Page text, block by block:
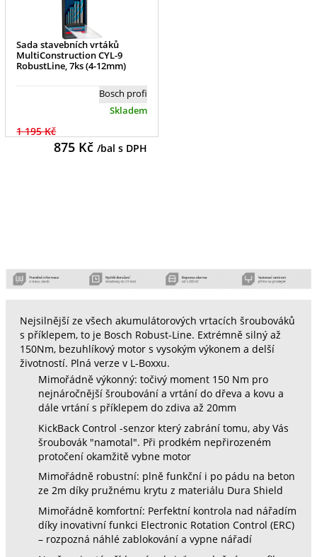
Sada stavebních vrtáků
MultiConstruction CYL-9
RobustLine, 7ks (4-12mm)
Bosch profi
Skladem
1 195 Kč
875Kč /bal s DPH
Nejsilnější ze všech akumulátorových vrtacích šroubováků
s příklepem, to je Bosch Robust-Line. Extrémně silný až
150Nm, bezuhlíkový motor s vysokým výkonem a delší
životností. Plná verze v L-Boxxu.
Mimořádně výkonný: točivý moment 150 Nm pro
nejnáročnější šroubování a vrtání do dřeva a kovu a
dále vrtání s příklepem do zdiva až 20mm
KickBack Control -senzor který zabrání tomu, aby Vás
šroubovák "namotal". Při prodkém nepřirozeném
protočení okamžitě vybne motor
Mimořádně robustní: plně funkční i po pádu na beton
ze 2m díky pružnému krytu z materiálu Dura Shield
Mimořádně komfortní: Perfektní kontrola nad nářadím
díky inovativní funkci Electronic Rotation Control (ERC)
– rozpozná náhlé zablokování a vypne nářadí